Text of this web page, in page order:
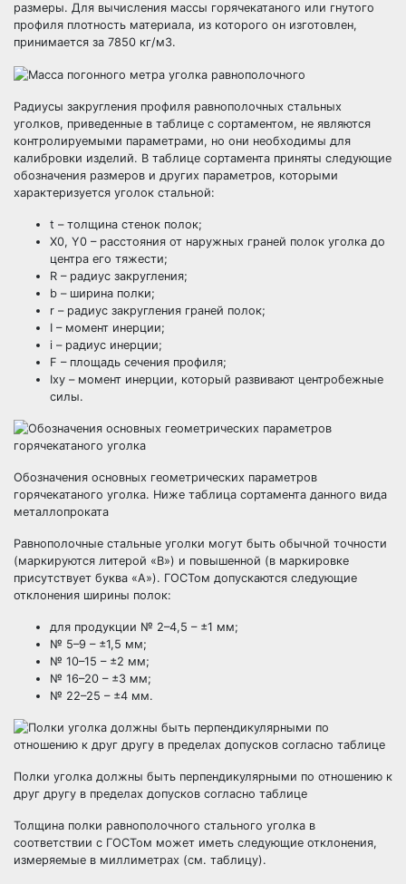
размеры. Для вычисления массы горячекатаного или гнутого
профиля плотность материала, из которого он изготовлен,
принимается за 7850 кг/м3.
Радиусы закругления профиля равнополочных стальных
уголков, приведенные в таблице с сортаментом, не являются
контролируемыми параметрами, но они необходимы для
калибровки изделий. В таблице сортамента приняты следующие
обозначения размеров и других параметров, которыми
характеризуется уголок стальной:
t – толщина стенок полок;
X0, Y0 – расстояния от наружных граней полок уголка до
центра его тяжести;
R – радиус закругления;
b – ширина полки;
r – радиус закругления граней полок;
I – момент инерции;
i – радиус инерции;
F – площадь сечения профиля;
Ixy – момент инерции, который развивают центробежные
силы.
Обозначения основных геометрических параметров
горячекатаного уголка. Ниже таблица сортамента данного вида
металлопроката
Равнополочные стальные уголки могут быть обычной точности
(маркируются литерой «В») и повышенной (в маркировке
присутствует буква «А»). ГОСТом допускаются следующие
отклонения ширины полок:
для продукции № 2–4,5 – ±1 мм;
№ 5–9 – ±1,5 мм;
№ 10–15 – ±2 мм;
№ 16–20 – ±3 мм;
№ 22–25 – ±4 мм.
Полки уголка должны быть перпендикулярными по отношению к
друг другу в пределах допусков согласно таблице
Толщина полки равнополочного стального уголка в
соответствии с ГОСТом может иметь следующие отклонения,
измеряемые в миллиметрах (см. таблицу).